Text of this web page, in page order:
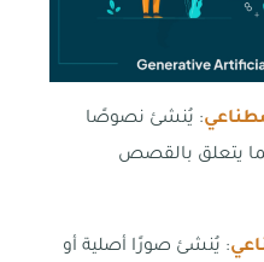
: يُنشئ نصوصًا
يتعلق بالقصص
: يُنشئ صورًا أصلية أو